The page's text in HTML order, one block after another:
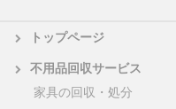
トップページ
不用品回収サービス
家具の回収・処分